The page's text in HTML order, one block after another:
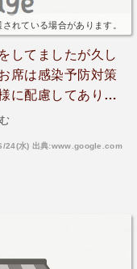
れている場合があります。
してましたが久し
席は感染予防対策
に配慮してありま
ルス収束までは三
お弁当のテイクア
24(水) 出典:www.google.com